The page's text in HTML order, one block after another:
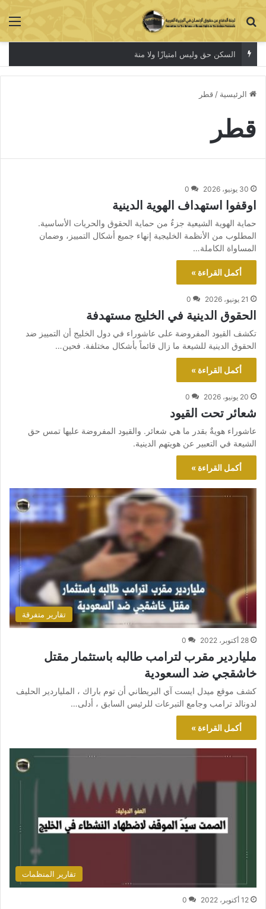
بحث عن
السكن حق وليس امتيازًا ولا منة
الرئيسية / قطر
قطر
30 يونيو، 2026 0
اوقفوا استهداف الهوية الدينية
حماية الهوية الشيعية جزءٌ من حماية الحقوق والحريات الأساسية.
المطلوب من الأنظمة الخليجية إنهاء جميع أشكال التمييز، وضمان
المساواة الكاملة…
أكمل القراءة »
21 يونيو، 2026 0
الحقوق الدينية في الخليج مستهدفة
تكشف القيود المفروضة على عاشوراء في دول الخليج أن التمييز ضد
الحقوق الدينية للشيعة ما زال قائماً بأشكال مختلفة. فحين…
أكمل القراءة »
20 يونيو، 2026 0
شعائر تحت القيود
عاشوراء هويةٌ بقدر ما هي شعائر. والقيود المفروضة عليها تمس حق
الشيعة في التعبير عن هويتهم الدينية.
أكمل القراءة »
تقارير متفرقة
28 أكتوبر، 2022 0
ملياردير مقرب لترامب طالبه باستثمار مقتل
خاشقجي ضد السعودية
كشف موقع ميدل ايست آي البريطاني أن توم باراك ، الملياردير الحليف
لدونالد ترامب وجامع التبرعات للرئيس السابق ، أدلى…
أكمل القراءة »
تقارير المنظمات
12 أكتوبر، 2022 0